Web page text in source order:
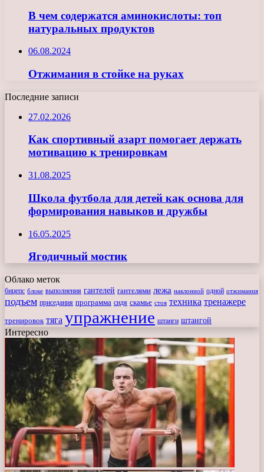
В чем содержатся аминокислоты: топ
натуральных продуктов
06.08.2024
Отжимания в стойке на руках
Последние записи
27.02.2026
Как спортивный азарт помогает держать
мотивацию к тренировкам
31.08.2025
Школа футбола для детей как основа для
формирования навыков и дружбы
16.05.2025
Ягодичный мостик
Облако меток
бицепс блоке выполнения гантелей гантелями лежа наклонной одной отжимания
подъем приседания программа сидя скамье стоя техника тренажере
тренировок тяга упражнение штанги штангой
Интересно